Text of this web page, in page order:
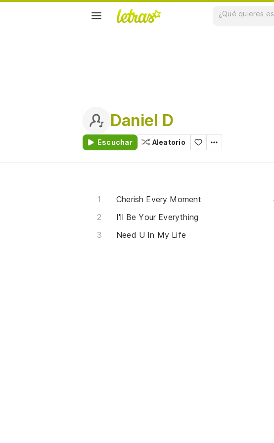
Daniel D
Escuchar Aleatorio
Cherish Every Moment
I'll Be Your Everything
Need U In My Life